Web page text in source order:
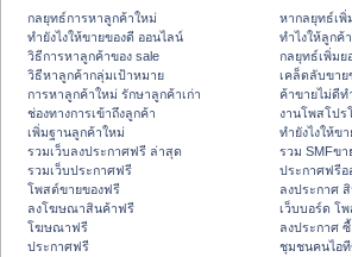
กลยุทธ์การหาลูกค้าใหม่
ทํายังไงให้ขายของดี ออนไลน์
วิธีการหาลูกค้าของ sale
วิธีหาลูกค้ากลุ่มเป้าหมาย
การหาลูกค้าใหม่ รักษาลูกค้าเก่า
ช่องทางการเข้าถึงลูกค้า
เพิ่มฐานลูกค้าใหม่
รวมเว็บลงประกาศฟรี ล่าสุด
รวมเว็บประกาศฟรี
โพสต์ขายของฟรี
ลงโฆษณาสินค้าฟรี
โฆษณาฟรี
ประกาศฟรี
หากลยุทธ์เพิ่
ทําไงให้ลูกค้
กลยุทธ์เพิ่มย
เคล็ดลับขาย
ค้าขายไม่ดีท
งานโพสโปร
ทํายังไงให้ข
รวม SMFขา
ประกาศฟรีอ
ลงประกาศ
เว็บบอร์ด โ
ลงประกาศ
ชุมชนคนไอ